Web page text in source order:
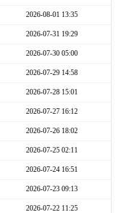
2026-08-01 13:35
2026-07-31 19:29
2026-07-30 05:00
2026-07-29 14:58
2026-07-28 15:01
2026-07-27 16:12
2026-07-26 18:02
2026-07-25 02:11
2026-07-24 16:51
2026-07-23 09:13
2026-07-22 11:25